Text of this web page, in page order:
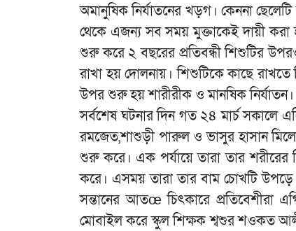
অমানুষিক নির্যাতনের খড়গ। কেননা ছেলেটি
থেকে এজন্য সব সময় মুক্তাকেই দায়ী করা
শুরু করে ২ বছরের প্রতিবন্ধী শিশুটির
রাখা হয় দোলনায়। শিশুটিকে কাছে রাখতে
উপর শুরু হয় শারীরীক ও মানষিক নির্যাতন।
সর্বশেষ ঘটনার দিন গত ২৪ মার্চ সকালে
রমজেত,শাশুড়ী পারুল ও ভাসুর হাসান মিলে
শুরু করে। এক পর্যায়ে তারা তার শরীরের
করে। এসময় তারা তার বাম চোখটি
সন্তানের আতœ চিৎকারে প্রতিবেশীরা
মোবাইল করে স্কুল শিক্ষক শ্বশুর শওকত